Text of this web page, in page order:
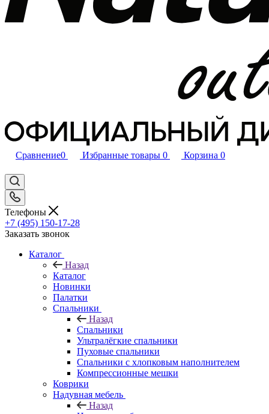
Сравнение0 Избранные товары 0 Корзина 0
Телефоны
+7 (495) 150-17-28
Заказать звонок
Каталог
Назад
Каталог
Новинки
Палатки
Спальники
Назад
Спальники
Ультралёгкие спальники
Пуховые спальники
Спальники с хлопковым наполнителем
Компрессионные мешки
Коврики
Надувная мебель
Назад